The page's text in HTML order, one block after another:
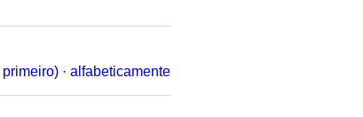
· alfabeticamente